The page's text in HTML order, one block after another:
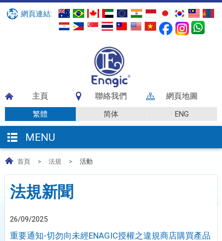
網頁連結:
主頁 聯絡我們 網頁地圖
繁體 简体 ENG
MENU
首頁 > 法規 > 活動
法規新聞
26/09/2025
重要通知-切勿向未經ENAGIC授權之違規商店購買產品